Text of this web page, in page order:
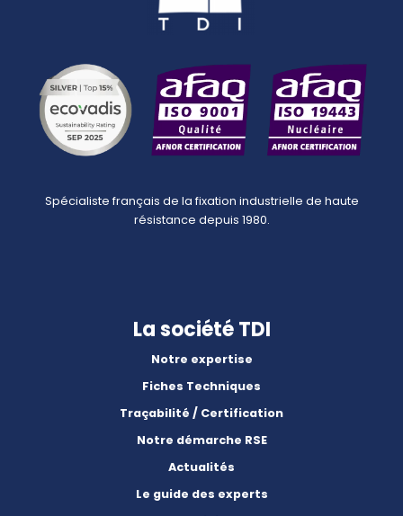
Spécialiste français de la fixation industrielle de haute
résistance depuis 1980.
La société TDI
Notre expertise
Fiches Techniques
Traçabilité / Certification
Notre démarche RSE
Actualités
Le guide des experts